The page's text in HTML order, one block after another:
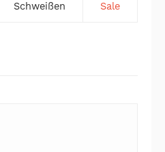
Schweißen Sale